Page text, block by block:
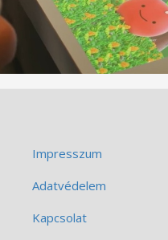
Impresszum
Adatvédelem
Kapcsolat